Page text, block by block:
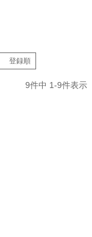
登録順
9件中 1-9件表示